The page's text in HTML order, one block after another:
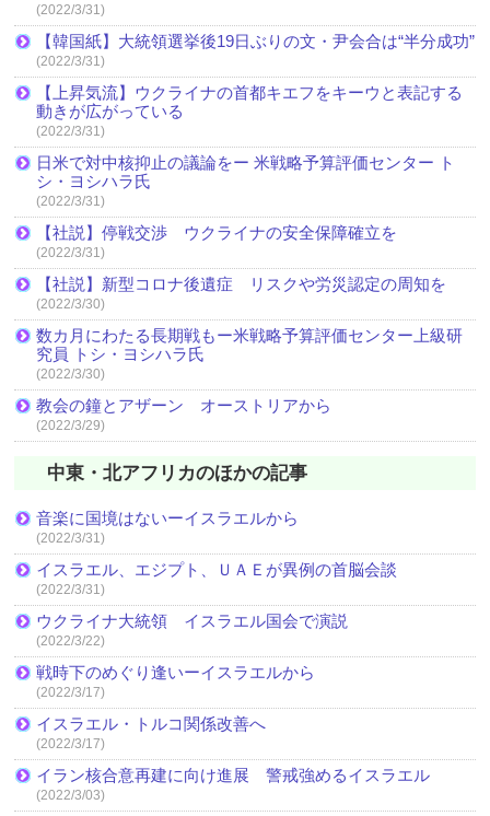
(2022/3/31)
【韓国紙】大統領選挙後19日ぶりの文・尹会合は“半分成功”
(2022/3/31)
【上昇気流】ウクライナの首都キエフをキーウと表記する
動きが広がっている
(2022/3/31)
日米で対中核抑止の議論をー 米戦略予算評価センター ト
シ・ヨシハラ氏
(2022/3/31)
【社説】停戦交渉 ウクライナの安全保障確立を
(2022/3/31)
【社説】新型コロナ後遺症 リスクや労災認定の周知を
(2022/3/30)
数カ月にわたる長期戦もー米戦略予算評価センター上級研
究員 トシ・ヨシハラ氏
(2022/3/30)
教会の鐘とアザーン オーストリアから
(2022/3/29)
中東・北アフリカのほかの記事
音楽に国境はないーイスラエルから
(2022/3/31)
イスラエル、エジプト、ＵＡＥが異例の首脳会談
(2022/3/31)
ウクライナ大統領 イスラエル国会で演説
(2022/3/22)
戦時下のめぐり逢いーイスラエルから
(2022/3/17)
イスラエル・トルコ関係改善へ
(2022/3/17)
イラン核合意再建に向け進展 警戒強めるイスラエル
(2022/3/03)